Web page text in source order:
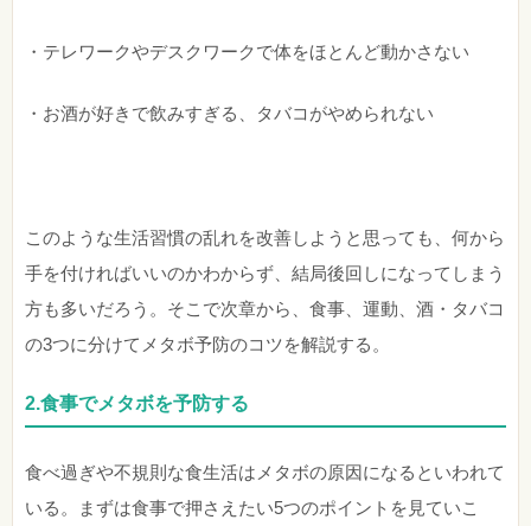
・テレワークやデスクワークで体をほとんど動かさない
・お酒が好きで飲みすぎる、タバコがやめられない
このような生活習慣の乱れを改善しようと思っても、何から
手を付ければいいのかわからず、結局後回しになってしまう
方も多いだろう。そこで次章から、食事、運動、酒・タバコ
の3つに分けてメタボ予防のコツを解説する。
2.食事でメタボを予防する
食べ過ぎや不規則な食生活はメタボの原因になるといわれて
いる。まずは食事で押さえたい5つのポイントを見ていこ